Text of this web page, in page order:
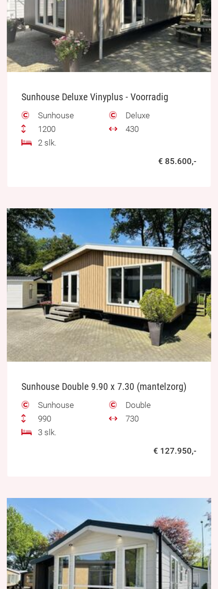
Sunhouse Deluxe Vinyplus - Voorradig
Sunhouse
Deluxe
1200
430
2 slk.
€ 85.600,-
Sunhouse Double 9.90 x 7.30 (mantelzorg)
Sunhouse
Double
990
730
3 slk.
€ 127.950,-